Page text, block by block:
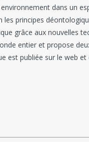
dans un
principes
grâce aux nouvelles
entier et propose
est publiée sur le web